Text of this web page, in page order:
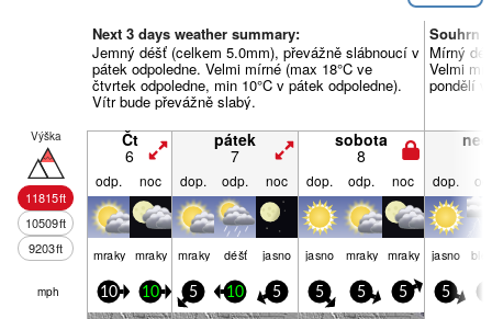
Next 3 days weather summary:
Jemný déšť (celkem 5.0mm), převážně slábnoucí v
pátek odpoledne. Velmi mírné (max 18°C ve
čtvrtek odpoledne, min 10°C v pátek odpoledne).
Vítr bude převážně slabý.
Souhrn
Mírný
Velmi
pondělí
Výška
11815ft
10509ft
9203ft
Čt
6
pátek
7
sobota
8
odp. noc dop. odp. noc dop. odp. noc dop.
mraky mraky mraky déšť jasno jasno mraky mraky jasno
mph 10 10 5 10 5 5 5 5 5